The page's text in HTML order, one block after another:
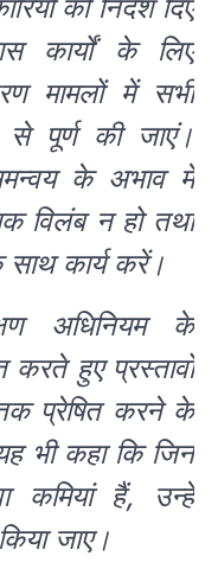
को निर्देश दिए
कार्यों के लिए
मामलों में सभी
से पूर्ण की जाएं।
के अभाव में
विलंब न हो तथा
कार्य करें।
अधिनियम के
करते हुए प्रस्तावों
प्रेषित करने के
भी कहा कि जिन
कमियां हैं, उन्हें
जाए।